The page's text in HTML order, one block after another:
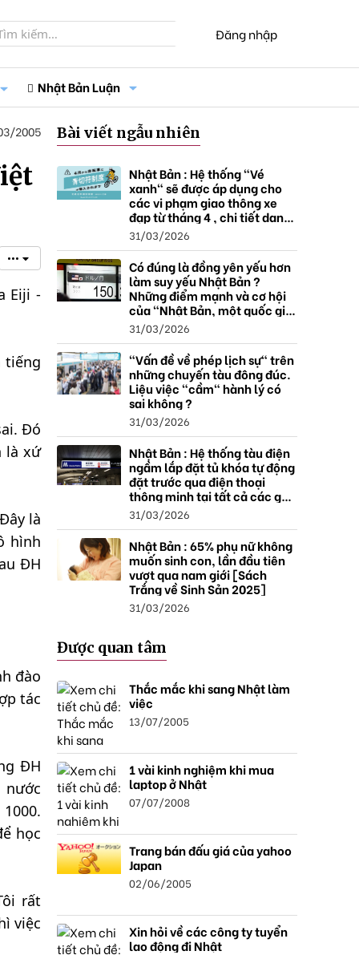
Đăng nhập
Nhật Bản Luận
2005
•••
Eiji -
tiếng
Đó
là xứ
là
hình
ĐH
đào
tác
ĐH
nước
học
rất
việc
Bài viết ngẫu nhiên
Nhật Bản : Hệ thống "Vé
xanh" sẽ được áp dụng cho
các vi phạm giao thông xe
đạp từ tháng 4 , chi tiết danh
sách và mức xử phạt.
31/03/2026
Có đúng là đồng yên yếu hơn
làm suy yếu Nhật Bản ?
Những điểm mạnh và cơ hội
của "Nhật Bản, một quốc gia
thặng dư".
31/03/2026
"Vấn đề về phép lịch sự" trên
những chuyến tàu đông đúc.
Liệu việc "cầm" hành lý có
sai không ?
31/03/2026
Nhật Bản : Hệ thống tàu điện
ngầm lắp đặt tủ khóa tự động
đặt trước qua điện thoại
thông minh tại tất cả các ga ,
mở rộng mạng lưới do nhu
cầu tăng.
31/03/2026
Nhật Bản : 65% phụ nữ không
muốn sinh con, lần đầu tiên
vượt qua nam giới [Sách
Trắng về Sinh Sản 2025]
31/03/2026
Được quan tâm
Thắc mắc khi sang Nhật làm
việc
13/07/2005
1 vài kinh nghiệm khi mua
laptop ở Nhật
07/07/2008
Trang bán đấu giá của yahoo
Japan
02/06/2005
Xin hỏi về các công ty tuyển
lao động đi Nhật